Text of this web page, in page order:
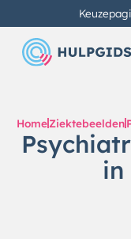
Home Ziektebeelden
in